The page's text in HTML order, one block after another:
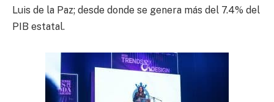
Luis de la Paz; desde donde se genera más del 7.4% del
PIB estatal.